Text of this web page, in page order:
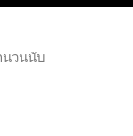
นวนนับ